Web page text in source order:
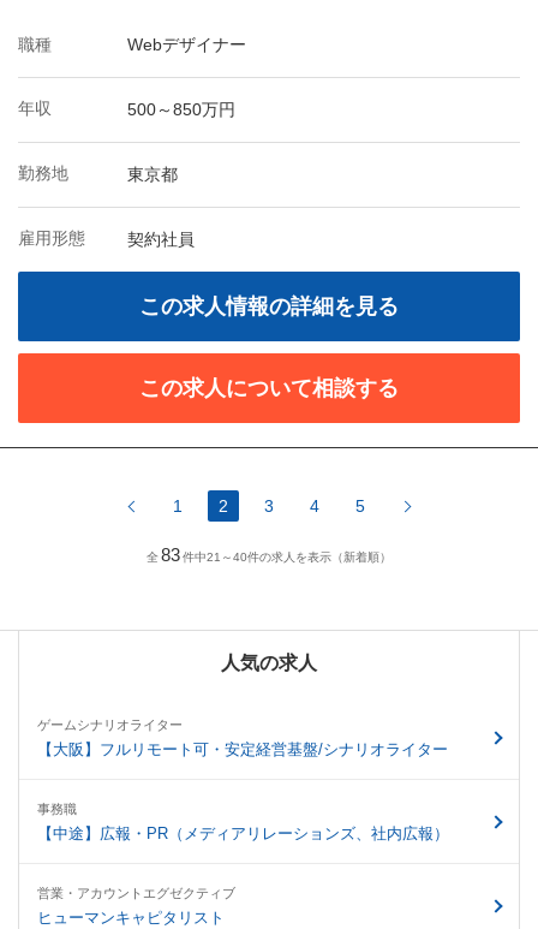
職種 Webデザイナー
年収 500～850万円
勤務地 東京都
雇用形態 契約社員
この求人情報の詳細を見る
この求人について相談する
1 2 3 4 5
全83件中21～40件の求人を表示（新着順）
人気の求人
ゲームシナリオライター
【大阪】フルリモート可・安定経営基盤/シナリオライター
事務職
【中途】広報・PR（メディアリレーションズ、社内広報）
営業・アカウントエグゼクティブ
ヒューマンキャピタリスト